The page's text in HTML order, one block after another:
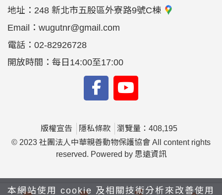
地址： 248 新北市五股區外寮路9號C棟
Email： wugutnr@gmail.com
電話： 02-82926728
開放時間：每日14:00至17:00
版權宣告 隱私條款
瀏覽量：408,195
© 2023 社團法人中華親善動物保護協會 All content rights
reserved. Powered by 思遠資訊
本網站使用 cookie 及相關技術分析來改善使用